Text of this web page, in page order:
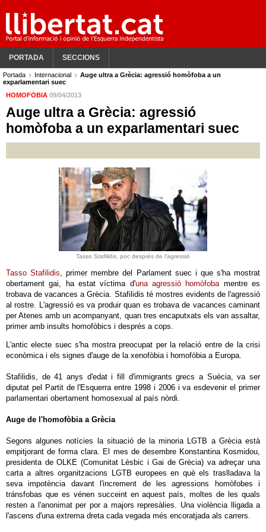
PORTADA SECCIONS
Portada Internacional
Auge ultra a Grècia: agressió homòfoba a un
exparlamentari suec
HOMOFÒBIA 09/04/2013
Auge ultra a Grècia: agressió
homòfoba a un exparlamentari suec
Tasso Stafilidis, poc després de l'agressió
Tasso Stafilidis, primer membre del Parlament suec i que s'ha mostrat
obertament gai, ha estat víctima d'una agressió homòfobamentre es
trobava de vacances a Grècia. Stafilidis té mostres evidents de l'agressió
al rostre. L'agressió es va produir quan es trobava de vacances caminant
per Atenes amb un acompanyant, quan tres encaputxats els van assaltar,
primer amb insults homofòbics i després a cops.
L'antic electe suec s'ha mostra preocupat per la relació entre de la crisi
econòmica i els signes d'auge de la xenofòbia i homofòbia a Europa.
Stafilidis, de 41 anys d'edat i fill d'immigrants grecs a Suècia, va ser
diputat pel Partit de l'Esquerra entre 1998 i 2006 i va esdevenir el primer
parlamentari obertament homosexual al país nòrdi.
Auge de l'homofòbia a Grècia
Segons algunes notícies la situació de la minoria LGTB a Grècia està
empitjorant de forma clara. El mes de desembre Konstantina Kosmidou,
presidenta de OLKE (Comunitat Lèsbic i Gai de Grècia) va adreçar una
carta a altres organitzacions LGTB europees en què els traslladava la
seva impotència davant l'increment de les agressions homòfobes i
tránsfobas que es vénen succeint en aquest país, moltes de les quals
resten a l'anonimat per por a majors represàlies. Una violència lligada a
l'ascens d'una extrema dreta cada vegada més encoratjada als carrers.